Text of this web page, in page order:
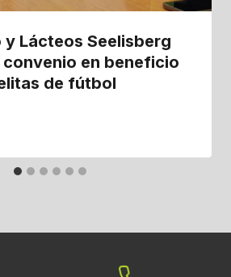
y Lácteos Seelisberg
en beneficio
de fútbol